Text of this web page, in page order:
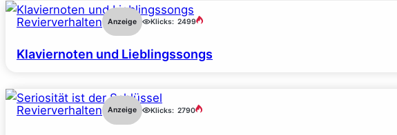
Revierverhalten Anzeige Klicks: 2499
Klaviernoten und Lieblingssongs
Revierverhalten Anzeige Klicks: 2790